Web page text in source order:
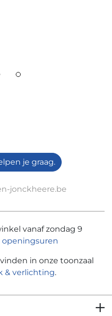
je graag.
jonckheere.be
vanaf zondag 9
openingsuren
in onze toonzaal
& verlichting.